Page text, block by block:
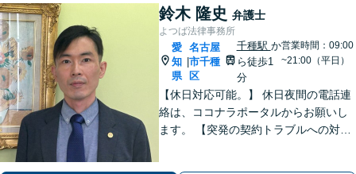
鈴木 隆史 弁護士
よつば法律事務所
愛
知
県
名古屋
市千種
区
千種駅 か
ら徒歩1
分
営業時間：09:00
~21:00（平日）
【休日対応可能。】 休日夜間の電話連
絡は、ココナラポータルからお願いし
ます。 【突発の契約トラブルへの対応